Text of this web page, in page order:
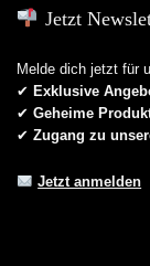
Jetzt
Melde dich jetzt für
✔ Exklusive
✔ Geheime
✔ Zugang zu
Jetzt anmelden